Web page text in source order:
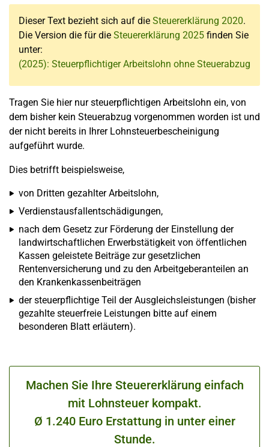
Dieser Text bezieht sich auf die Steuererklärung 2020.
Die Version die für die Steuererklärung 2025 finden Sie
unter:
(2025): Steuerpflichtiger Arbeitslohn ohne Steuerabzug
Tragen Sie hier nur steuerpflichtigen Arbeitslohn ein, von
dem bisher kein Steuerabzug vorgenommen worden ist und
der nicht bereits in Ihrer Lohnsteuerbescheinigung
aufgeführt wurde.
Dies betrifft beispielsweise,
von Dritten gezahlter Arbeitslohn,
Verdienstausfallentschädigungen,
nach dem Gesetz zur Förderung der Einstellung der
landwirtschaftlichen Erwerbstätigkeit von öffentlichen
Kassen geleistete Beiträge zur gesetzlichen
Rentenversicherung und zu den Arbeitgeberanteilen an
den Krankenkassenbeiträgen
der steuerpflichtige Teil der Ausgleichsleistungen (bisher
gezahlte steuerfreie Leistungen bitte auf einem
besonderen Blatt erläutern).
Machen Sie Ihre Steuererklärung einfach
mit Lohnsteuer kompakt.
Ø 1.240 Euro Erstattung in unter einer
Stunde.